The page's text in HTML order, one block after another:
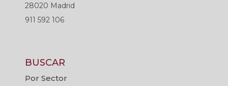
28020 Madrid
911 592 106
BUSCAR
Por Sector